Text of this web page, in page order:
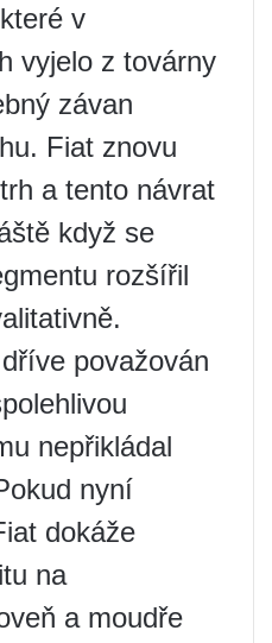
v
vyjelo z továrny
závan
Fiat znovu
a tento návrat
když se
rozšířil
považován
nepřikládal
nyní
dokáže
na
a moudře